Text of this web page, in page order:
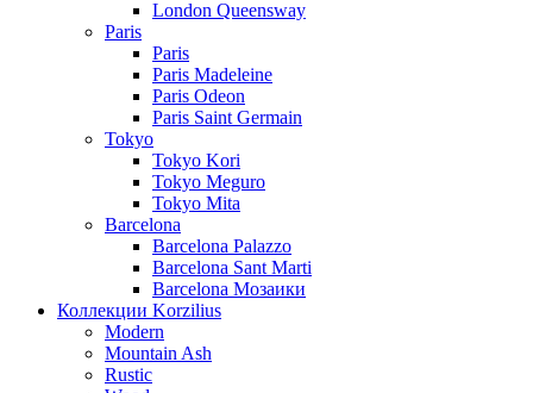
London Queensway
Paris
Paris
Paris Madeleine
Paris Odeon
Paris Saint Germain
Tokyo
Tokyo Kori
Tokyo Meguro
Tokyo Mita
Barcelona
Barcelona Palazzo
Barcelona Sant Marti
Barcelona Мозаики
Коллекции Korzilius
Modern
Mountain Ash
Rustic